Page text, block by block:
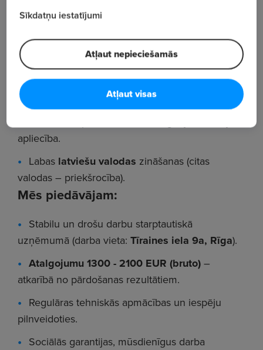
Mēs priecāsimies, ja Tev ir:
Pieredze auto rezerves daļu tirdzniecībā vai
izteikta interese par nozari.
Precizitāte, atbildības sajūta un orientācija uz
klientu.
apliecība.
Labas latviešu valodas zināšanas (citas
valodas – priekšrocība).
Mēs piedāvājam:
Stabilu un drošu darbu starptautiskā
uzņēmumā (darba vieta: Tīraines iela 9a, Rīga).
Atalgojumu 1300 - 2100 EUR (bruto) –
atkarībā no pārdošanas rezultātiem.
Regulāras tehniskās apmācības un iespēju
pilnveidoties.
Sociālās garantijas, mūsdienīgus darba
Sīkdatņu iestatījumi
Atļaut nepieciešamās
Atļaut visas